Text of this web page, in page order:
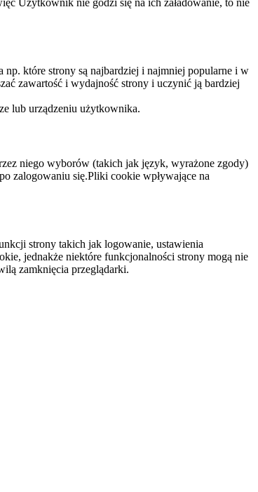
Użytkownik nie godzi się na ich załadowanie, to nie
które strony są najbardziej i najmniej popularne i w
zawartość i wydajność strony i uczynić ją bardziej
lub urządzeniu użytkownika.
niego wyborów (takich jak język, wyrażone zgody)
zalogowaniu się.Pliki cookie wpływające na
strony takich jak logowanie, ustawienia
jednakże niektóre funkcjonalności strony mogą nie
zamknięcia przeglądarki.